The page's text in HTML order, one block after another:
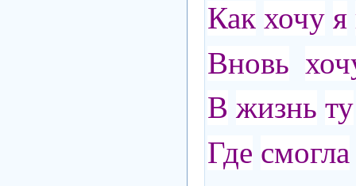
Как хочу я
Вновь
В жизнь ту
Где смогла